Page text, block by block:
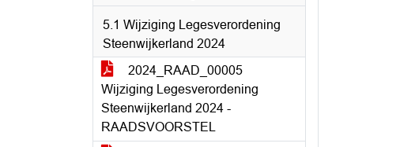
5.1 Wijziging Legesverordening
Steenwijkerland 2024
2024_RAAD_00005
Wijziging Legesverordening
Steenwijkerland 2024 -
RAADSVOORSTEL